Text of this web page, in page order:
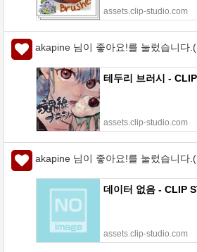
assets.clip-studio.com
akapine 님이 좋아요!를 눌렀습니다
테두리 브러시 -
assets.clip-studio.com
akapine 님이 좋아요!를 눌렀습니다
데이터 없음 - CLIP
assets.clip-studio.com